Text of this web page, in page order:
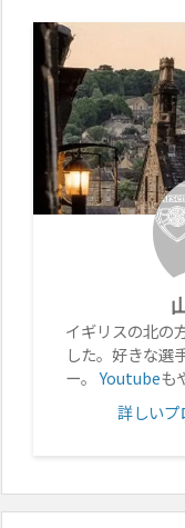
イギリスの北の
した。好きな選
ー。Youtubeも
詳しいプ